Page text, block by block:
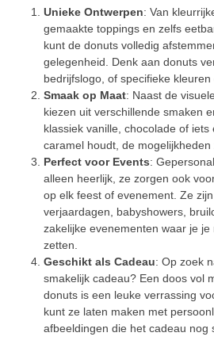
Unieke Ontwerpen: Van
gemaakte toppings en zelfs
kunt de donuts volledig
gelegenheid. Denk aan donuts
bedrijfslogo, of specifieke
Smaak op Maat: Naast de
kiezen uit verschillende smaken
klassiek vanille, chocolade of
caramel houdt, de mogelijkheden
Perfect voor Events:
alleen heerlijk, ze zorgen ook
op elk feest of evenement. Ze
verjaardagen, babyshowers,
zakelijke evenementen waar je
zetten.
Geschikt als Cadeau: Op zoek
smakelijk cadeau? Een doos vol
donuts is een leuke verrassing
kunt ze laten maken met
afbeeldingen die het cadeau nog